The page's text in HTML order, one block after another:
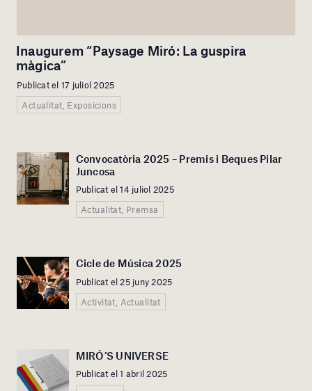
Inaugurem “Paysage Miró: La guspira
màgica”
Publicat el 17 juliol 2025
Actualitat, Exposicions
Convocatòria 2025 – Premis i Beques Pilar
Juncosa
Publicat el 14 juliol 2025
Actualitat, Premsa
Cicle de Música 2025
Publicat el 25 juny 2025
Activitat, Actualitat
MIRÓ’S UNIVERSE
Publicat el 1 abril 2025